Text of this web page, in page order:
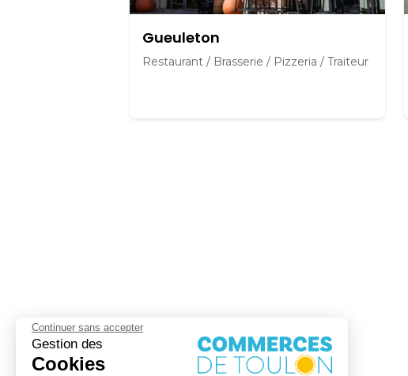
Continuer sans accepter
Gestion des
Cookies
Gueuleton
Restaurant / Brasserie / Pizzeria / Traiteur